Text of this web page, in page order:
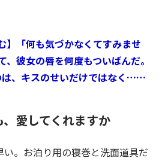
】「何も気づかなくてすみませ
彼女の唇を何度もついばんだ。
は、キスのせいだけではなく……
愛してくれますか
い。お泊り用の寝巻と洗面道具だ